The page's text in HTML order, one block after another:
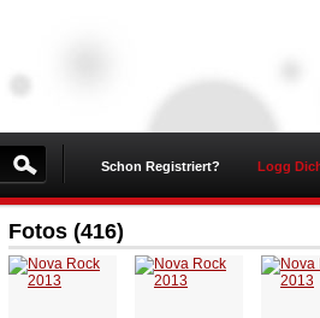
Schon Registriert? Logg
Fotos (416)